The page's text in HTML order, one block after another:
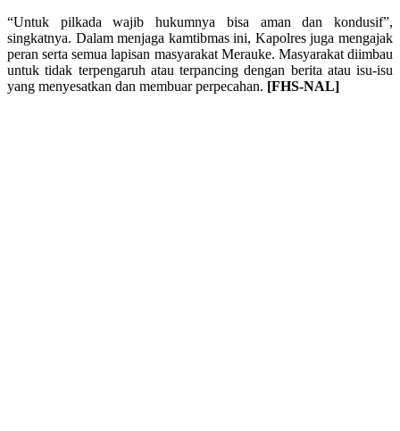
“Untuk pilkada wajib hukumnya bisa aman dan kondusif”,
singkatnya. Dalam menjaga kamtibmas ini, Kapolres juga mengajak
peran serta semua lapisan masyarakat Merauke. Masyarakat diimbau
untuk tidak terpengaruh atau terpancing dengan berita atau isu-isu
yang menyesatkan dan membuar perpecahan. [FHS-NAL]